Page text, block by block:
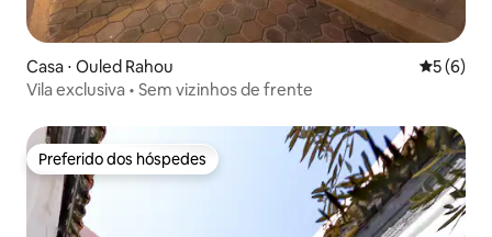
Casa ⋅ Ouled Rahou 5 de
5 (6)
Vila exclusiva • Sem vizinhos de frente
Preferido dos hóspedes
Preferido dos hóspedes